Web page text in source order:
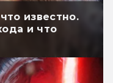
известно.
и что